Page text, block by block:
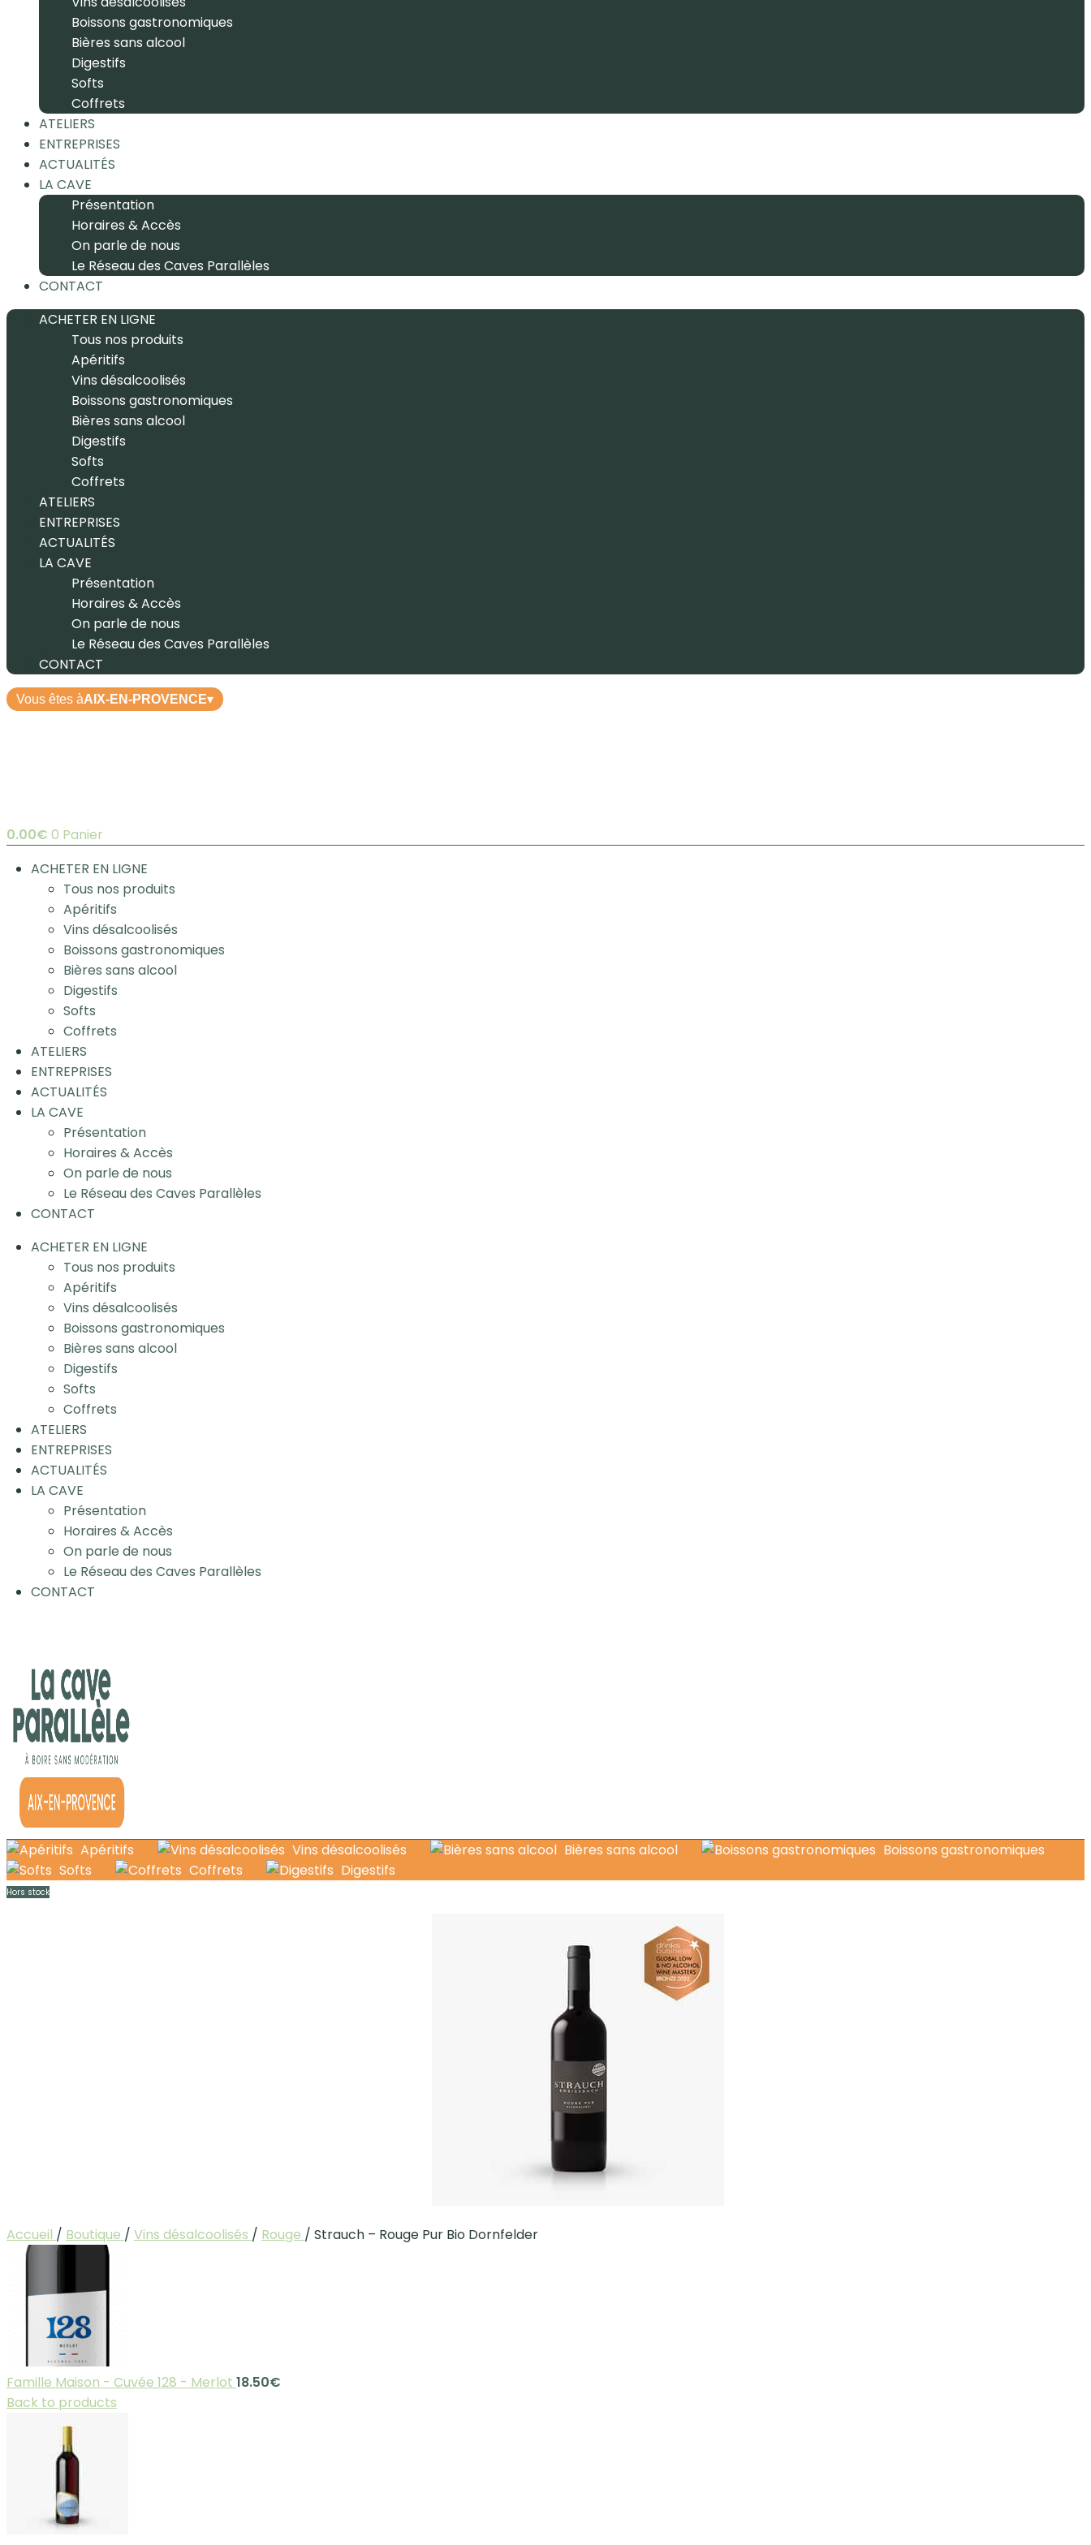
Boissons gastronomiques
Bières sans alcool
Digestifs
Softs
Coffrets
ATELIERS
ENTREPRISES
ACTUALITÉS
LA CAVE
Présentation
Horaires & Accès
On parle de nous
Le Réseau des Caves Parallèles
CONTACT
ACHETER EN LIGNE
Tous nos produits
Apéritifs
Vins désalcoolisés
Boissons gastronomiques
Bières sans alcool
Digestifs
Softs
Coffrets
ATELIERS
ENTREPRISES
ACTUALITÉS
LA CAVE
Présentation
Horaires & Accès
On parle de nous
Le Réseau des Caves Parallèles
CONTACT
Vous êtes àAIX-EN-PROVENCE▾
0.00€ 0 Panier
ACHETER EN LIGNE
Tous nos produits
Apéritifs
Vins désalcoolisés
Boissons gastronomiques
Bières sans alcool
Digestifs
Softs
Coffrets
ATELIERS
ENTREPRISES
ACTUALITÉS
LA CAVE
Présentation
Horaires & Accès
On parle de nous
Le Réseau des Caves Parallèles
CONTACT
ACHETER EN LIGNE
Tous nos produits
Apéritifs
Vins désalcoolisés
Boissons gastronomiques
Bières sans alcool
Digestifs
Softs
Coffrets
ATELIERS
ENTREPRISES
ACTUALITÉS
LA CAVE
Présentation
Horaires & Accès
On parle de nous
Le Réseau des Caves Parallèles
CONTACT
Apéritifs Vins désalcoolisés Bières sans alcool
Boissons gastronomiques
Softs
Coffrets Digestifs
Hors stock
Accueil / Boutique / Vins désalcoolisés / Rouge / Strauch – Rouge Pur Bio Dornfelder
Famille Maison - Cuvée 128 - Merlot 18.50€
Back to products